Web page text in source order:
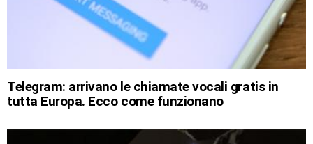
Telegram: arrivano le chiamate vocali gratis in
tutta Europa. Ecco come funzionano